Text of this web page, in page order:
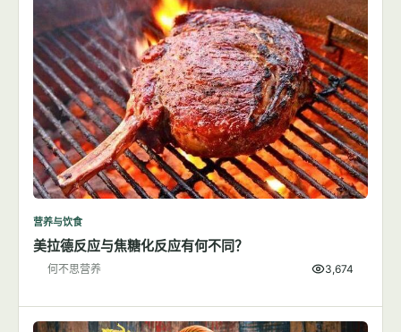
营养与饮食
美拉德反应与焦糖化反应有何不同？
何不思营养 3,674